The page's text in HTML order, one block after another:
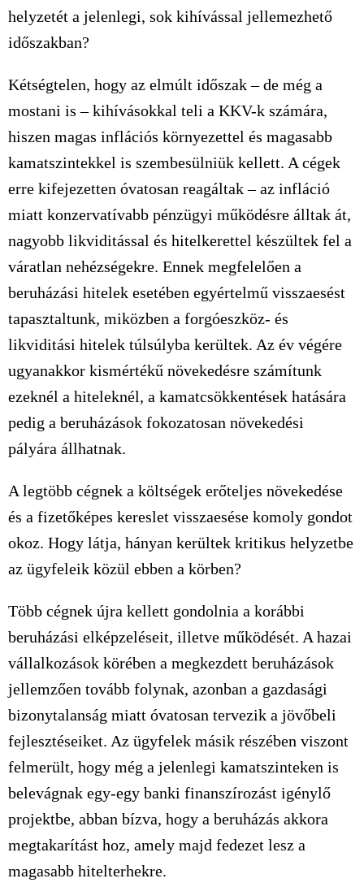
helyzetét a jelenlegi, sok kihívással jellemezhető
időszakban?
Kétségtelen, hogy az elmúlt időszak – de még a
mostani is – kihívásokkal teli a KKV-k számára,
hiszen magas inflációs környezettel és magasabb
kamatszintekkel is szembesülniük kellett. A cégek
erre kifejezetten óvatosan reagáltak – az infláció
miatt konzervatívabb pénzügyi működésre álltak át,
nagyobb likviditással és hitelkerettel készültek fel a
váratlan nehézségekre. Ennek megfelelően a
beruházási hitelek esetében egyértelmű visszaesést
tapasztaltunk, miközben a forgóeszköz- és
likviditási hitelek túlsúlyba kerültek. Az év végére
ugyanakkor kismértékű növekedésre számítunk
ezeknél a hiteleknél, a kamatcsökkentések hatására
pedig a beruházások fokozatosan növekedési
pályára állhatnak.
A legtöbb cégnek a költségek erőteljes növekedése
és a fizetőképes kereslet visszaesése komoly gondot
okoz. Hogy látja, hányan kerültek kritikus helyzetbe
az ügyfeleik közül ebben a körben?
Több cégnek újra kellett gondolnia a korábbi
beruházási elképzeléseit, illetve működését. A hazai
vállalkozások körében a megkezdett beruházások
jellemzően tovább folynak, azonban a gazdasági
bizonytalanság miatt óvatosan tervezik a jövőbeli
fejlesztéseiket. Az ügyfelek másik részében viszont
felmerült, hogy még a jelenlegi kamatszinteken is
belevágnak egy-egy banki finanszírozást igénylő
projektbe, abban bízva, hogy a beruházás akkora
megtakarítást hoz, amely majd fedezet lesz a
magasabb hitelterhekre.